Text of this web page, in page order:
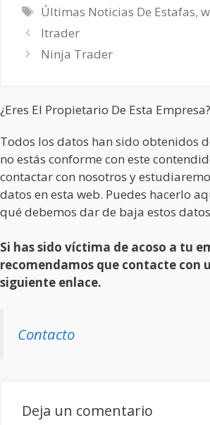
Etiquetas
Últimas Noticias De Estafas,
Itrader
Ninja Trader
¿Eres El Propietario De Esta Empresa?
Todos los datos han sido obtenidos
no estás conforme con este
contactar con nosotros y
datos en esta web. Puedes hacerlo
qué debemos dar de baja estos
Si has sido víctima de acoso a tu
recomendamos que contacte con
siguiente enlace.
Contacto
Deja un comentario